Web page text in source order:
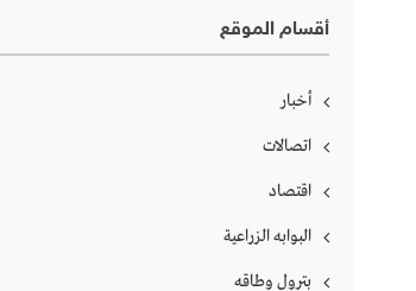
أقسام الموقع
أخبار
اتصالات
اقتصاد
البوابه الزراعية
بترول وطاقه